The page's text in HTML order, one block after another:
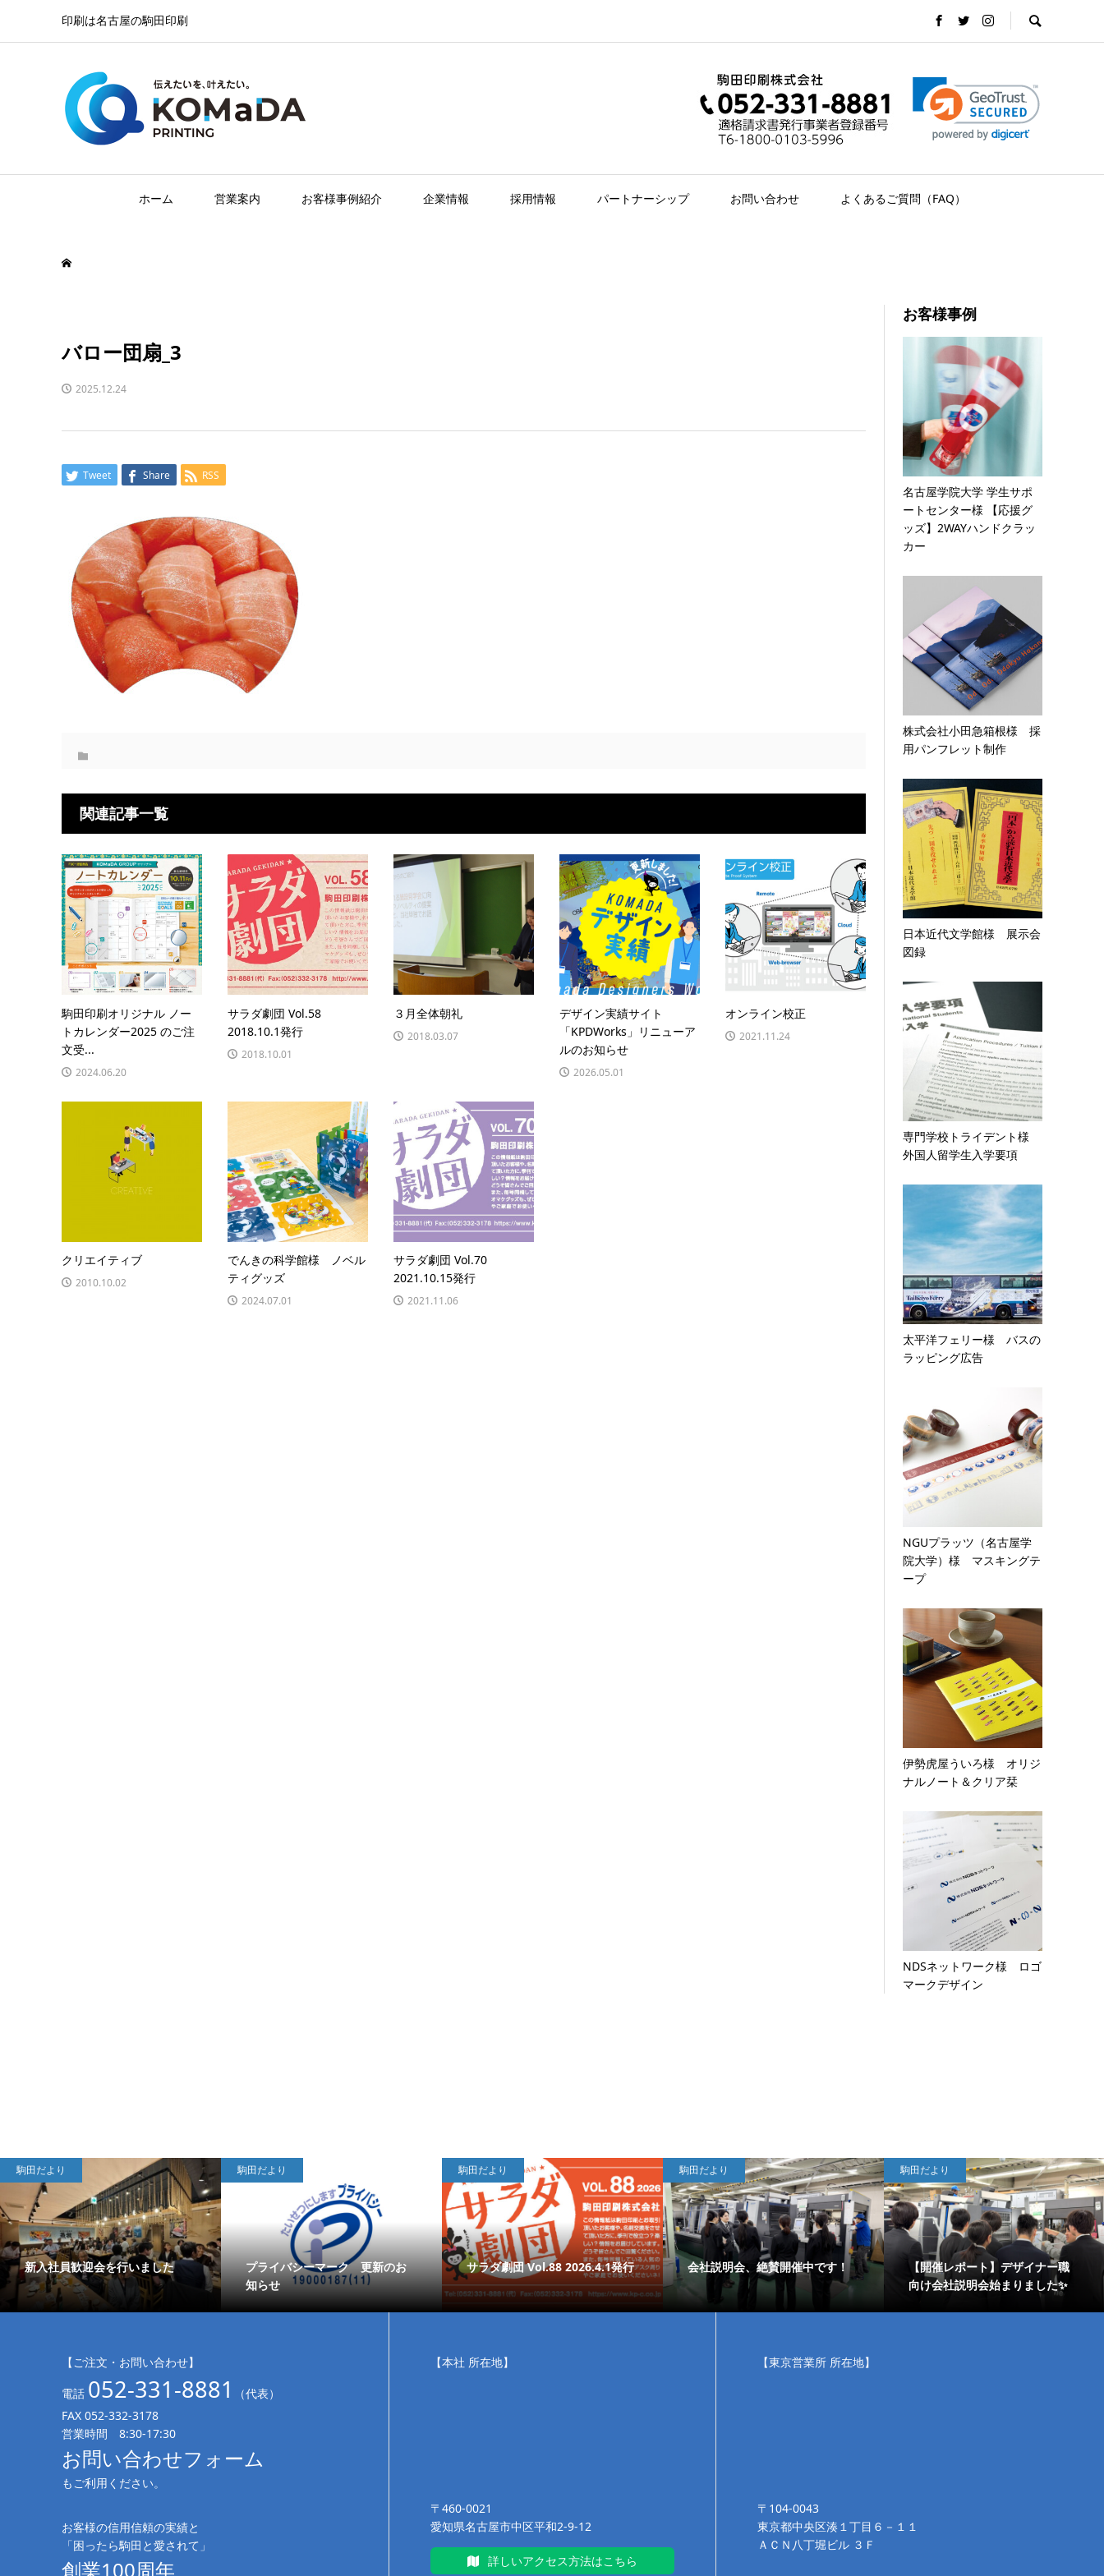
印刷は名古屋の駒田印刷
ホーム 営業案内 お客様事例紹介 企業情報 採用情報 パートナーシップ お問い合わせ よくあるご質問（FAQ）
バロー団扇_3
2025.12.24
Tweet Share RSS
関連記事一覧
駒田印刷オリジナル ノー
トカレンダー2025 のご注
文受...
2024.06.20
サラダ劇団 Vol.58
2018.10.1発行
2018.10.01
３月全体朝礼
2018.03.07
デザイン実績サイト
「KPDWorks」リニューア
ルのお知らせ
2026.05.01
オンライン校正
2021.11.24
クリエイティブ
2010.10.02
でんきの科学館様 ノベル
ティグッズ
2024.07.01
サラダ劇団 Vol.70
2021.10.15発行
2021.11.06
お客様事例
名古屋学院大学 学生サポ
ートセンター様 【応援グ
ッズ】2WAYハンドクラッ
カー
株式会社小田急箱根様 採
用パンフレット制作
日本近代文学館様 展示会
図録
専門学校トライデント様
外国人留学生入学要項
太平洋フェリー様 バスの
ラッピング広告
NGUプラッツ（名古屋学
院大学）様 マスキングテ
ープ
伊勢虎屋ういろ様 オリジ
ナルノート＆クリア栞
NDSネットワーク様 ロゴ
マークデザイン
駒田だより
新入社員歓迎会を行いました
駒田だより
プライバシーマーク 更新のお
知らせ
駒田だより
サラダ劇団 Vol.88 2026.4.1発行
駒田だより
会社説明会、絶賛開催中です！
駒田だより
【開催レポート】デザイナー職
向け会社説明会始まりました✨
【ご注文・お問い合わせ】
電話 052-331-8881
（代表）
FAX 052-332-3178
営業時間 8:30-17:30
お問い合わせフォーム
もご利用ください。
お客様の信用信頼の実績と
「困ったら駒田と愛されて」
創業100周年
【本社 所在地】
〒460-0021
愛知県名古屋市中区平和2-9-12
詳しいアクセス方法はこちら
【東京営業所 所在地】
〒104-0043
東京都中央区湊１丁目６－１１
ＡＣＮ八丁堀ビル ３Ｆ